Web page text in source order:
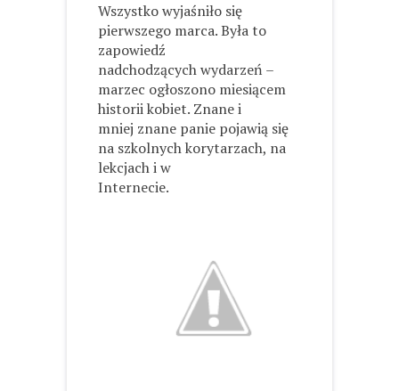
Wszystko wyjaśniło się
pierwszego marca. Była to
zapowiedź
nadchodzących wydarzeń –
marzec ogłoszono miesiącem
historii kobiet. Znane i
mniej znane panie pojawią się
na szkolnych korytarzach, na
lekcjach i w
Internecie.